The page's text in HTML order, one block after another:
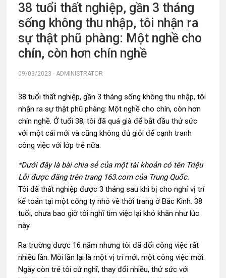
38 tuổi thất nghiệp, gần 3 tháng
sống không thu nhập, tôi nhận ra
sự thật phũ phàng: Một nghề cho
chín, còn hơn chín nghề
09/03/2023 - ADMINISTRATOR
38 tuổi thất nghiệp, gần 3 tháng sống không thu nhập, tôi
nhận ra sự thật phũ phàng: Một nghề cho chín, còn hơn
chín nghề. Ở tuổi 38, tôi đã quá già để bắt đầu thử sức
với một cái mới và cũng không đủ giỏi để cạnh tranh
công việc với lớp trẻ nữa.
*Dưới đây là bài chia sẻ của một tài khoản có tên Triệu
Lỗi được đăng trên trang 163.com của Trung Quốc.
Tôi đã thất nghiệp được 3 tháng sau khi bị cho nghỉ vị trí
kế toán tại một công ty nhỏ về thời trang ở Bắc Kinh. 38
tuổi, chưa bao giờ tôi nghĩ tìm việc lại khó khăn như lúc
này.
Ra trường được 16 năm nhưng tôi đã đổi công việc rất
nhiều lần. Mỗi lần lại là một vị trí mới, một công việc mới.
Ngày còn trẻ tôi cứ nghĩ, thay đổi nhiều, thử sức với